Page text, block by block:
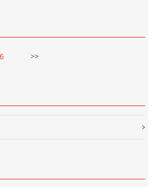
S DĚTMI
PŘED VSTUPEM DO ZŠ
>>